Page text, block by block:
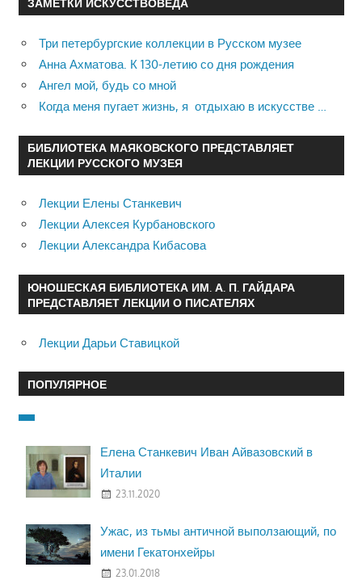
ЗАМЕТКИ ИСКУССТВОВЕДА
Три петербургские коллекции в Русском музее
Анна Ахматова. К 130-летию со дня рождения
Ангел мой, будь со мной
Когда меня пугает жизнь, я отдыхаю в искусстве …
БИБЛИОТЕКА МАЯКОВСКОГО ПРЕДСТАВЛЯЕТ
ЛЕКЦИИ РУССКОГО МУЗЕЯ
Лекции Елены Станкевич
Лекции Алексея Курбановского
Лекции Александра Кибасова
ЮНОШЕСКАЯ БИБЛИОТЕКА ИМ. А. П. ГАЙДАРА
ПРЕДСТАВЛЯЕТ ЛЕКЦИИ О ПИСАТЕЛЯХ
Лекции Дарьи Ставицкой
ПОПУЛЯРНОЕ
Елена Станкевич Иван Айвазовский в
Италии
23.11.2020
Ужас, из тьмы античной выползающий, по
имени Гекатонхейры
23.01.2018